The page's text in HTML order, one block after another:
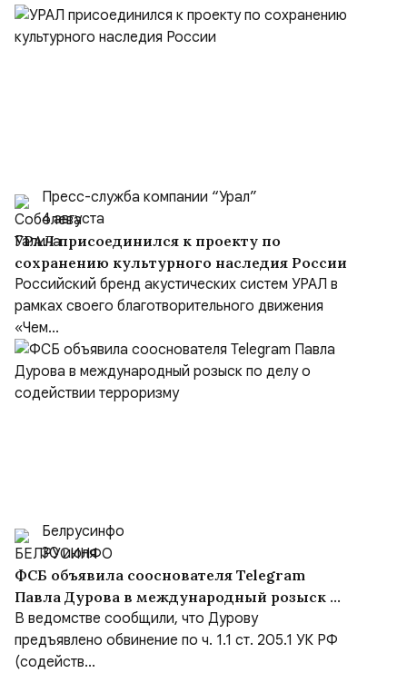
Пресс-служба компании “Урал”
4 августа
УРАЛ присоединился к проекту по
сохранению культурного наследия России
Российский бренд акустических систем УРАЛ в
рамках своего благотворительного движения
«Чем...
Белрусинфо
30 июля
ФСБ объявила сооснователя Telegram
Павла Дурова в международный розыск по
делу о содействии терроризму
В ведомстве сообщили, что Дурову
предъявлено обвинение по ч. 1.1 ст. 205.1 УК РФ
(содейств...